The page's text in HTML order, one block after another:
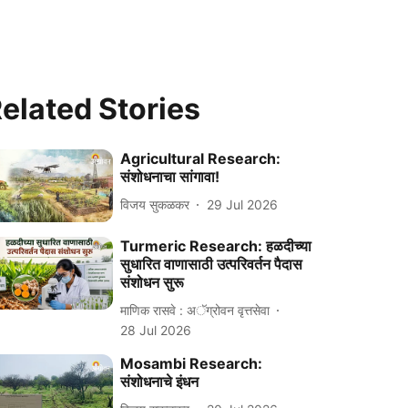
Stories
Agricultural Research:
संशोधनाचा सांगावा!
विजय सुकळकर 29 Jul 2026
Turmeric Research: हळदीच्या
सुधारित वाणासाठी उत्परिवर्तन पैदास
संशोधन सुरू
माणिक रासवे : अॅग्रोवन वृत्तसेवा
28 Jul 2026
Mosambi Research:
संशोधनाचे इंधन